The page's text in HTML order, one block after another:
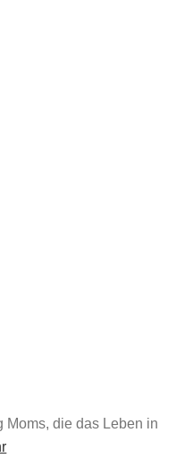
die das Leben in